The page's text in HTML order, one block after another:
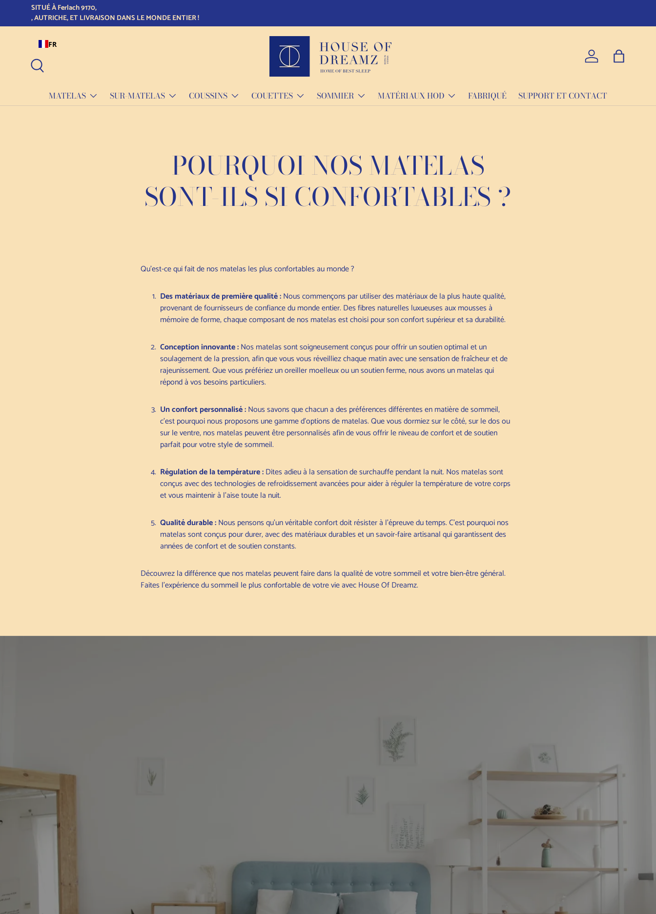
Skip to content
La qualité prend du temps ! Tous nos matelas sont fabriqués sur mesure et livrés sous 21 jours.
FR
Se connecter
Sac
MATELAS SUR-MATELAS COUSSINS COUETTES SOMMIER MATÉRIAUX HOD FABRIQUÉ SUPPORT ET CONTACT
POURQUOI NOS MATELAS
SONT-ILS SI CONFORTABLES ?
Qu'est-ce qui fait de nos matelas les plus confortables au monde ?
Des matériaux de première qualité :Nous commençons par utiliser des matériaux de la plus haute qualité,
provenant de fournisseurs de confiance du monde entier. Des fibres naturelles luxueuses aux mousses à
mémoire de forme, chaque composant de nos matelas est choisi pour son confort supérieur et sa durabilité.
Conception innovante :Nos matelas sont soigneusement conçus pour offrir un soutien optimal et un
soulagement de la pression, afin que vous vous réveilliez chaque matin avec une sensation de fraîcheur et de
rajeunissement. Que vous préfériez un oreiller moelleux ou un soutien ferme, nous avons un matelas qui
répond à vos besoins particuliers.
Un confort personnalisé :Nous savons que chacun a des préférences différentes en matière de sommeil,
c'est pourquoi nous proposons une gamme d'options de matelas. Que vous dormiez sur le côté, sur le dos ou
sur le ventre, nos matelas peuvent être personnalisés afin de vous offrir le niveau de confort et de soutien
parfait pour votre style de sommeil.
Régulation de la température :Dites adieu à la sensation de surchauffe pendant la nuit. Nos matelas sont
conçus avec des technologies de refroidissement avancées pour aider à réguler la température de votre corps
et vous maintenir à l'aise toute la nuit.
Qualité durable :Nous pensons qu'un véritable confort doit résister à l'épreuve du temps. C'est pourquoi nos
matelas sont conçus pour durer, avec des matériaux durables et un savoir-faire artisanal qui garantissent des
années de confort et de soutien constants.
Découvrez la différence que nos matelas peuvent faire dans la qualité de votre sommeil et votre bien-être général.
Faites l'expérience du sommeil le plus confortable de votre vie avec House Of Dreamz.